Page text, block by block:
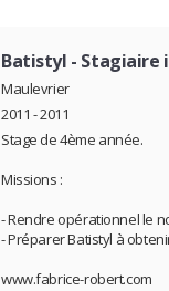
Batistyl - Stagiaire
Maulevrier
2011 - 2011
Stage de 4ème année.
Missions :
- Rendre opérationnel le
- Préparer Batistyl à
www.fabrice-robert.com